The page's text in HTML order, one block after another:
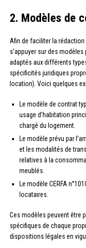
2. Modèles de
Afin de faciliter la rédaction
s’appuyer sur des
adaptés aux différents
spécificités juridiques
location). Voici quelques
Le modèle de contrat
usage d’habitation
chargé du logement.
Le modèle prévu par
et les modalités de
relatives à la
meublés.
Le modèle CERFA
locataires.
Ces modèles peuvent être
spécifiques de chaque
dispositions légales en